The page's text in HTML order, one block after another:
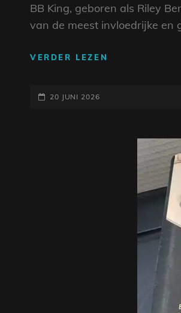
BB King, geboren als Riley
van de meest invloedrijke en
VERDER LEZEN
BLUESKONING
GEPLAATST
20 JUNI 2026